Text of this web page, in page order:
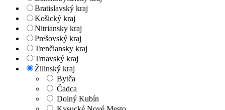
Bratislavský kraj
Košický kraj
Nitriansky kraj
Prešovský kraj
Trenčiansky kraj
Trnavský kraj
Žilinský kraj
Bytča
Čadca
Dolný Kubín